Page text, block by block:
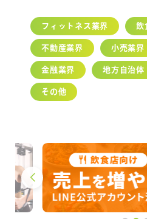
フィットネス業界 飲
不動産業界 小売業界
金融業界 地方自治体
その他